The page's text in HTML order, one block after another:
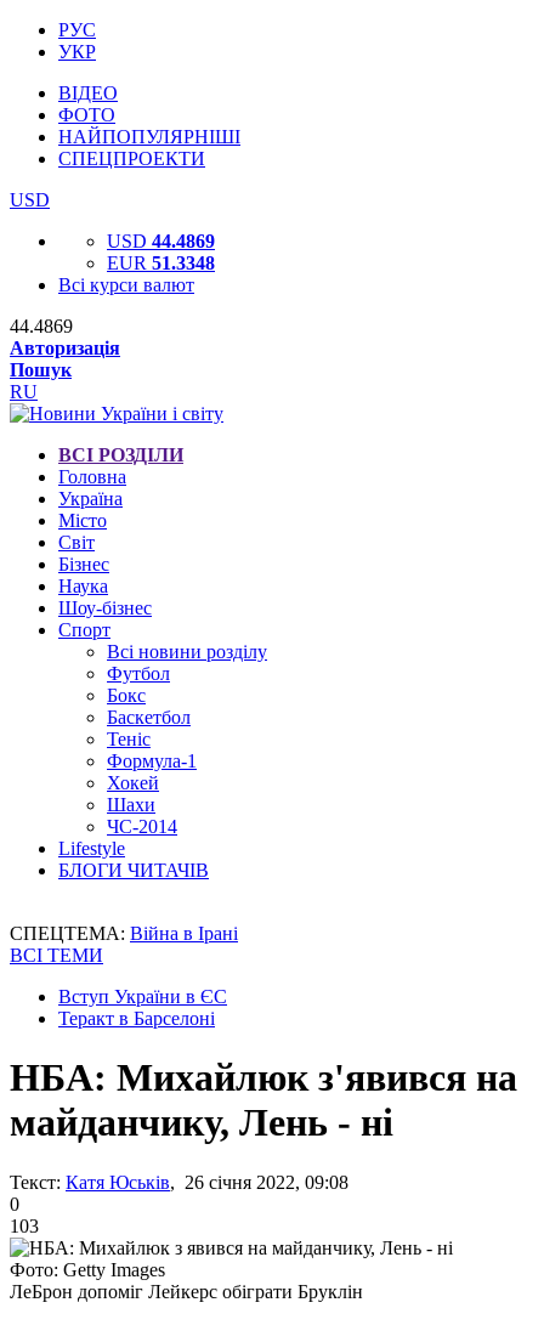
РУС
УКР
ВІДЕО
ФОТО
НАЙПОПУЛЯРНІШІ
СПЕЦПРОЕКТИ
USD
USD 44.4869
EUR 51.3348
Всі курси валют
44.4869
Авторизація
Пошук
RU
ВСІ РОЗДІЛИ
Головна
Україна
Місто
Світ
Бізнес
Наука
Шоу-бізнес
Спорт
Всі новини розділу
Футбол
Бокс
Баскетбол
Теніс
Формула-1
Хокей
Шахи
ЧС-2014
Lifestyle
БЛОГИ ЧИТАЧІВ
СПЕЦТЕМА: Війна в Ірані
ВСІ ТЕМИ
Вступ України в ЄС
Теракт в Барселоні
НБА: Михайлюк з'явився на
майданчику, Лень - ні
Текст: Катя Юськів, 26 січня 2022, 09:08
0
103
Фото: Getty Images
ЛеБрон допоміг Лейкерс обіграти Бруклін